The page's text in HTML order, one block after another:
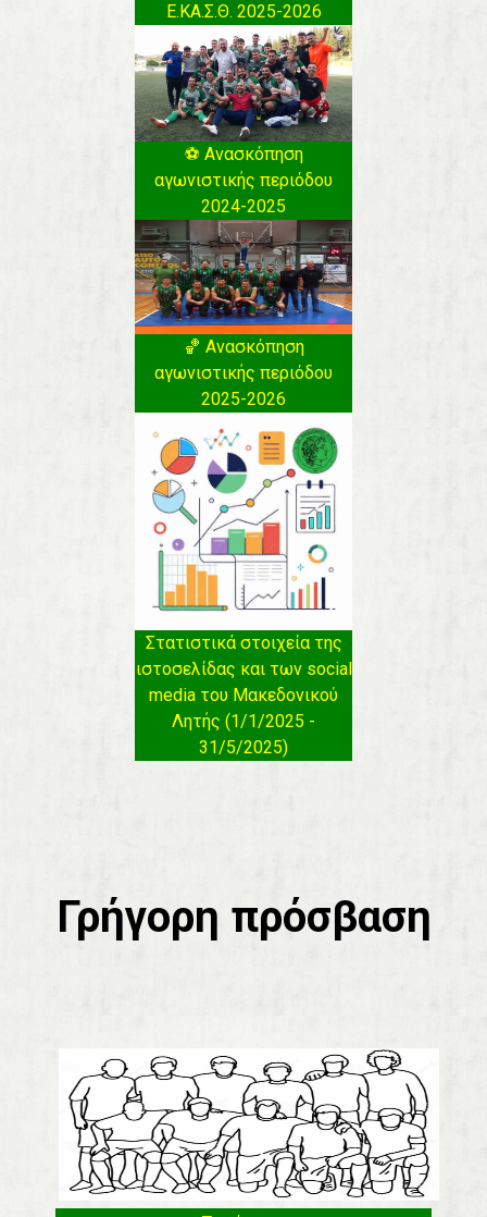
Ε.ΚΑ.Σ.Θ. 2025-2026
⚽️ Ανασκόπηση
αγωνιστικής περιόδου
2024-2025
🏀 Ανασκόπηση
αγωνιστικής περιόδου
2025-2026
Στατιστικά στοιχεία της
ιστοσελίδας και των social
media του Μακεδονικού
Λητής (1/1/2025 -
31/5/2025)
Γρήγορη πρόσβαση